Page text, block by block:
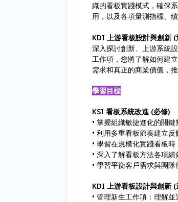
織的看板實踐模式，確保
用，以及各項量測指標、
KDI 上游看板設計與創新 (
深入探討創新、上游系統
工作項，您將了解如何建
需求和真正的商業價值，
學習目標
KSI 看板系統改進 (必修)
• 掌握組織敏捷進化的關
• 利用多重看板節奏建立
• 學習在規模化實踐看板
• 深入了解看板方法各項
• 學習平衡客戶需求與團
KDI 上游看板設計與創新 (
• 管理新生工作項：理解